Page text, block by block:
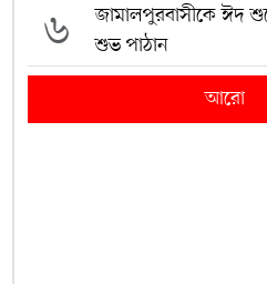
৬
জামালপুরবাসীকে ঈদ
শুভ পাঠান
আরো